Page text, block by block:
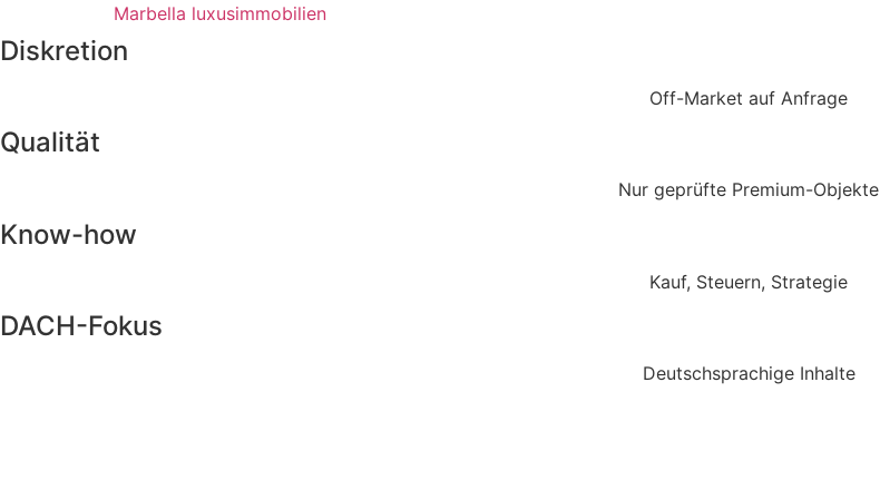
to
content
Marbella luxusimmobilien
Diskretion
Off-Market auf Anfrage
Qualität
Nur geprüfte Premium-Objekte
Know-how
Kauf, Steuern, Strategie
DACH-Fokus
Deutschsprachige Inhalte